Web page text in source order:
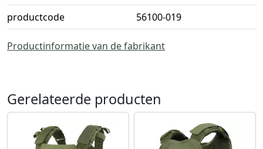
productcode
56100-019
Productinformatie van de fabrikant
Gerelateerde producten